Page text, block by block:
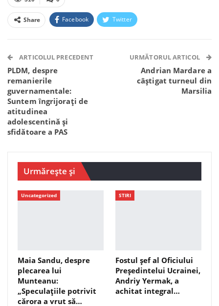
Share Facebook Twitter
Telegram WhatsApp Viber
ARTICOLUL PRECEDENT
PLDM, despre
remanierile
guvernamentale:
Suntem îngrijorați de
atitudinea
adolescentină și
sfidătoare a PAS
URMĂTORUL ARTICOL
Andrian Mardare a
câștigat turneul din
Marsilia
Urmărește și
Uncategorized
Maia Sandu, despre
plecarea lui
Munteanu:
„Speculațiile potrivit
cărora a vrut să…
STIRI
Fostul șef al Oficiului
Președintelui Ucrainei,
Andriy Yermak, a
achitat integral…